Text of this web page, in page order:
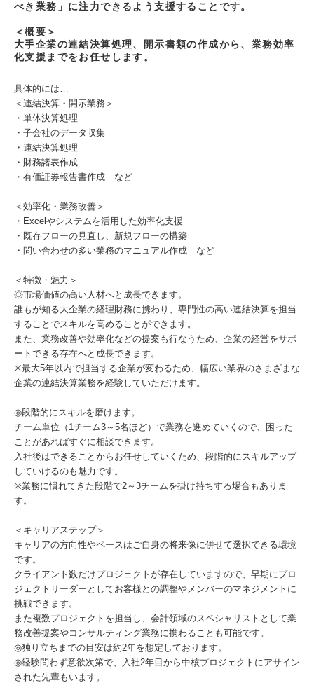
べき業務」に注力できるよう支援することです。
＜概要＞
大手企業の連結決算処理、開示書類の作成から、業務効率
化支援までをお任せします。
具体的には…
＜連結決算・開示業務＞
・単体決算処理
・子会社のデータ収集
・連結決算処理
・財務諸表作成
・有価証券報告書作成 など
＜効率化・業務改善＞
・Excelやシステムを活用した効率化支援
・既存フローの見直し、新規フローの構築
・問い合わせの多い業務のマニュアル作成 など
＜特徴・魅力＞
◎市場価値の高い人材へと成長できます。
誰もが知る大企業の経理財務に携わり、専門性の高い連結決算を担当
することでスキルを高めることができます。
また、業務改善や効率化などの提案も行なうため、企業の経営をサポ
ートできる存在へと成長できます。
※最大5年以内で担当する企業が変わるため、幅広い業界のさまざまな
企業の連結決算業務を経験していただけます。
◎段階的にスキルを磨けます。
チーム単位（1チーム3～5名ほど）で業務を進めていくので、困った
ことがあればすぐに相談できます。
入社後はできることからお任せしていくため、段階的にスキルアップ
していけるのも魅力です。
※業務に慣れてきた段階で2～3チームを掛け持ちする場合もありま
す。
＜キャリアステップ＞
キャリアの方向性やペースはご自身の将来像に併せて選択できる環境
です。
クライアント数だけプロジェクトが存在していますので、早期にプロ
ジェクトリーダーとしてお客様との調整やメンバーのマネジメントに
挑戦できます。
また複数プロジェクトを担当し、会計領域のスペシャリストとして業
務改善提案やコンサルティング業務に携わることも可能です。
◎独り立ちまでの目安は約2年を想定しております。
◎経験問わず意欲次第で、入社2年目から中核プロジェクトにアサイン
された先輩もいます。